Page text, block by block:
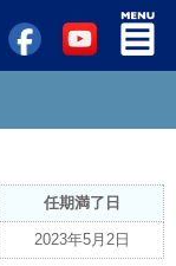
任期満了日
2023年5月2日